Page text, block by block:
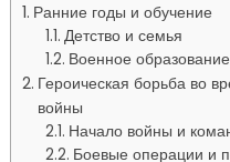
Ранние годы и обучение
Детство и семья
Военное
Героическая борьба во
войны
Начало войны и
Боевые операции и